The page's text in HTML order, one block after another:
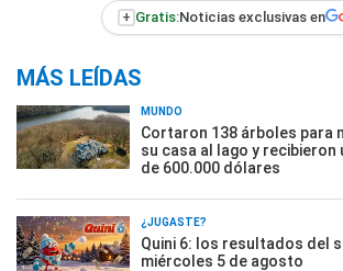
+ Gratis:Noticias exclusivas en
MÁS LEÍDAS
MUNDO
Cortaron 138 árboles para
su casa al lago y recibieron
de 600.000 dólares
¿JUGASTE?
Quini 6: los resultados del
miércoles 5 de agosto